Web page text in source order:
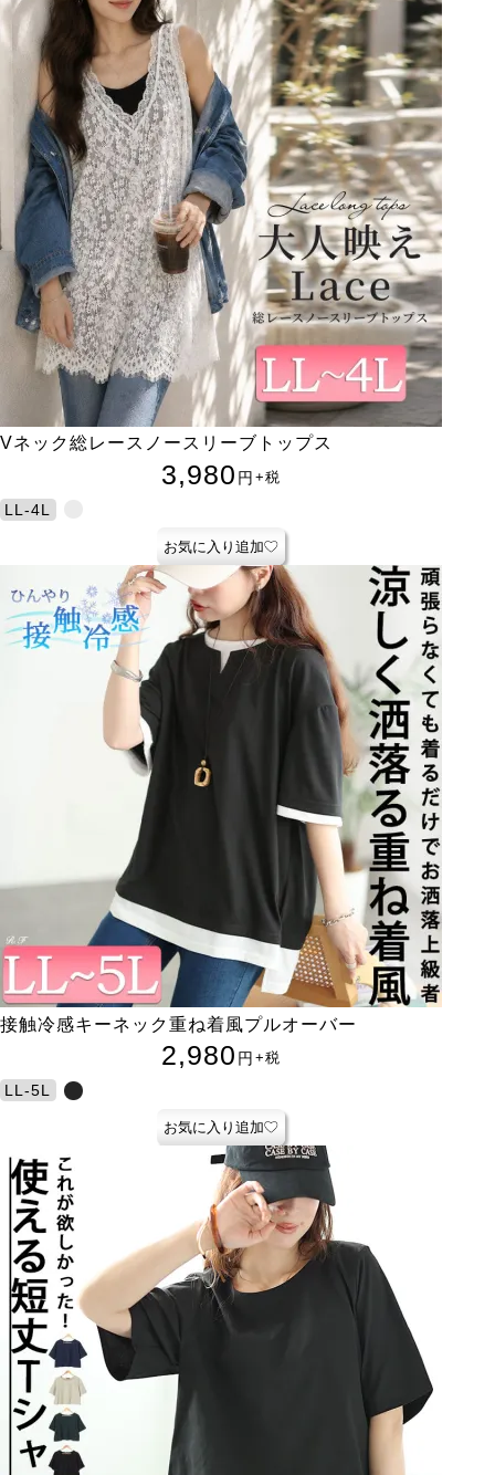
Vネック総レースノースリーブトップス
3,980 円 +税
LL-4L
お気に入り追加
接触冷感キーネック重ね着風プルオーバー
2,980 円 +税
LL-5L
お気に入り追加